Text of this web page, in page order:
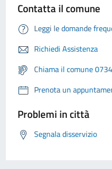
Contatta il comune
Leggi le domande
Richiedi Assistenza
Chiama il comune
Prenota un
Problemi in città
Segnala disservizio